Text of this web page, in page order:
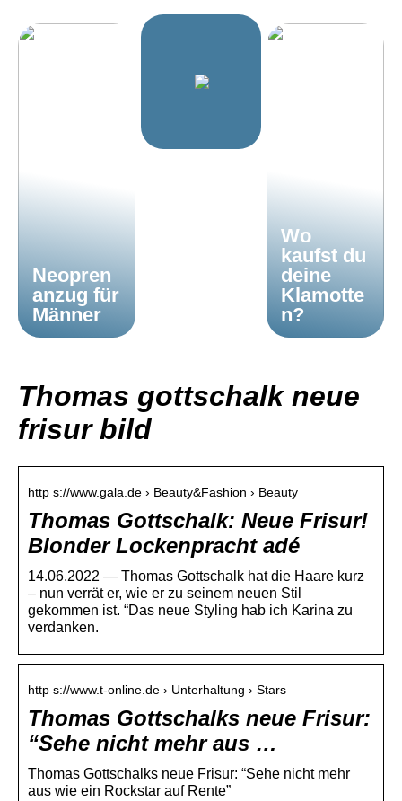
Neopren
anzug für
Männer
Wo
kaufst du
deine
Klamotte
n?
Thomas gottschalk neue
frisur bild
http s://www.gala.de › Beauty&Fashion › Beauty
Thomas Gottschalk: Neue Frisur!
Blonder Lockenpracht adé
14.06.2022 — Thomas Gottschalk hat die Haare kurz
– nun verrät er, wie er zu seinem neuen Stil
gekommen ist. “Das neue Styling hab ich Karina zu
verdanken.
http s://www.t-online.de › Unterhaltung › Stars
Thomas Gottschalks neue Frisur:
“Sehe nicht mehr aus …
Thomas Gottschalks neue Frisur: “Sehe nicht mehr
aus wie ein Rockstar auf Rente”